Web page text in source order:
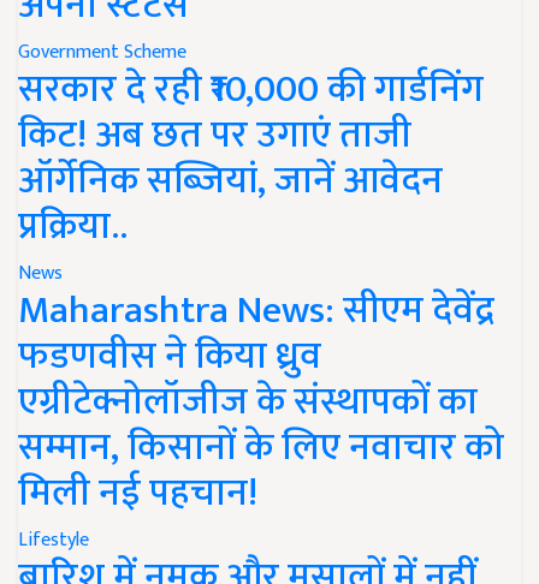
Government Scheme
सरकार दे रही ₹10,000 की गार्डनिंग
किट! अब छत पर उगाएं ताजी
ऑर्गेनिक सब्जियां, जानें आवेदन
प्रक्रिया..
News
Maharashtra News: सीएम देवेंद्र
फडणवीस ने किया ध्रुव
एग्रीटेक्नोलॉजीज के संस्थापकों का
सम्मान, किसानों के लिए नवाचार को
मिली नई पहचान!
Lifestyle